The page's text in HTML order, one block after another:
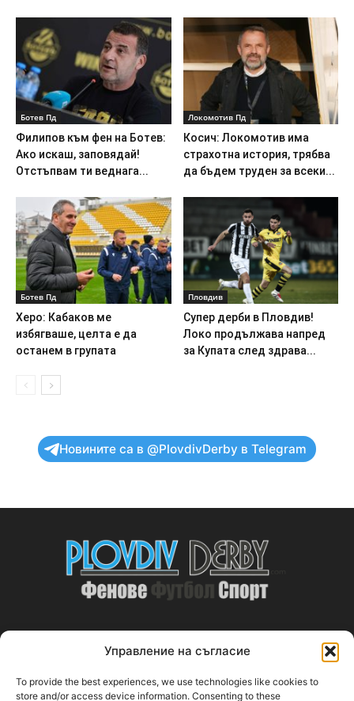
Управление на съгласие
To provide the best experiences, we use technologies like cookies to
store and/or access device information. Consenting to these
Ботев Пд
Филипов към фен на Ботев:
Ако искаш, заповядай!
Отстъпвам ти веднага...
Локомотив Пд
Косич: Локомотив има
страхотна история, трябва
да бъдем труден за всеки...
Ботев Пд
Херо: Кабаков ме
избягваше, целта е да
останем в групата
Пловдив
Супер дерби в Пловдив!
Локо продължава напред
за Купата след здрава...
Новините са в @PlovdivDerby в Telegram
ABOUT US
PlovdivDerby.com е първата пловдивска изцяло футболна